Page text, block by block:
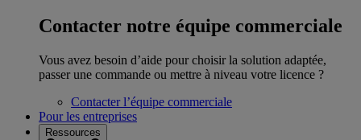
Contacter notre équipe commerciale
Vous avez besoin d’aide pour choisir la solution adaptée,
passer une commande ou mettre à niveau votre licence ?
Contacter l’équipe commerciale
Pour les entreprises
Ressources